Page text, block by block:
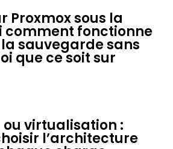
Proxmox sous la
comment fonctionne
sauvegarde sans
que ce soit sur
virtualisation :
l’architecture